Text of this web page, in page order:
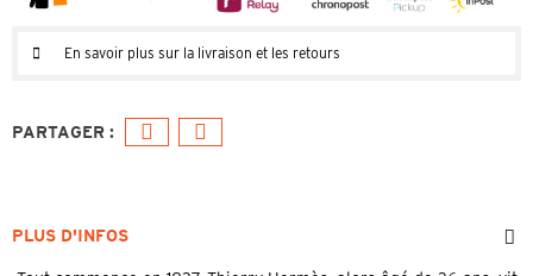
En savoir plus sur la livraison et les retours
PLUS D'INFOS